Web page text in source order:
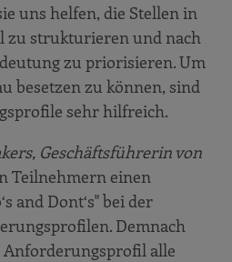
uns helfen, die Stellen in
zu strukturieren und nach
zu priorisieren. Um
besetzen zu können, sind
sehr hilfreich.
Geschäftsführerin von
Teilnehmern einen
and Dont‘s" bei der
Demnach
alle